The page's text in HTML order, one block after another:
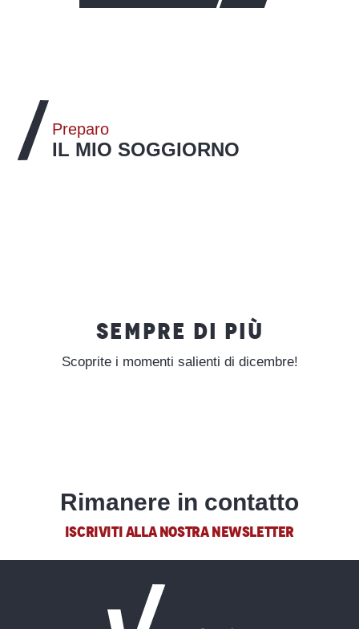
Preparo
IL MIO SOGGIORNO
SEMPRE DI PIÙ
Scoprite i momenti salienti di dicembre!
Rimanere in contatto
ISCRIVITI ALLA NOSTRA NEWSLETTER